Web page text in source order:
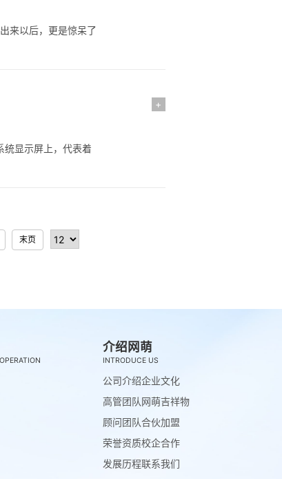
来以后，更是惊呆了
+
统显示屏上，代表着
末页
介绍网萌
INTRODUCE US
公司介绍
高管团队
顾问团队
荣誉资质
发展历程
企业文化
网萌吉祥物
合伙加盟
校企合作
联系我们